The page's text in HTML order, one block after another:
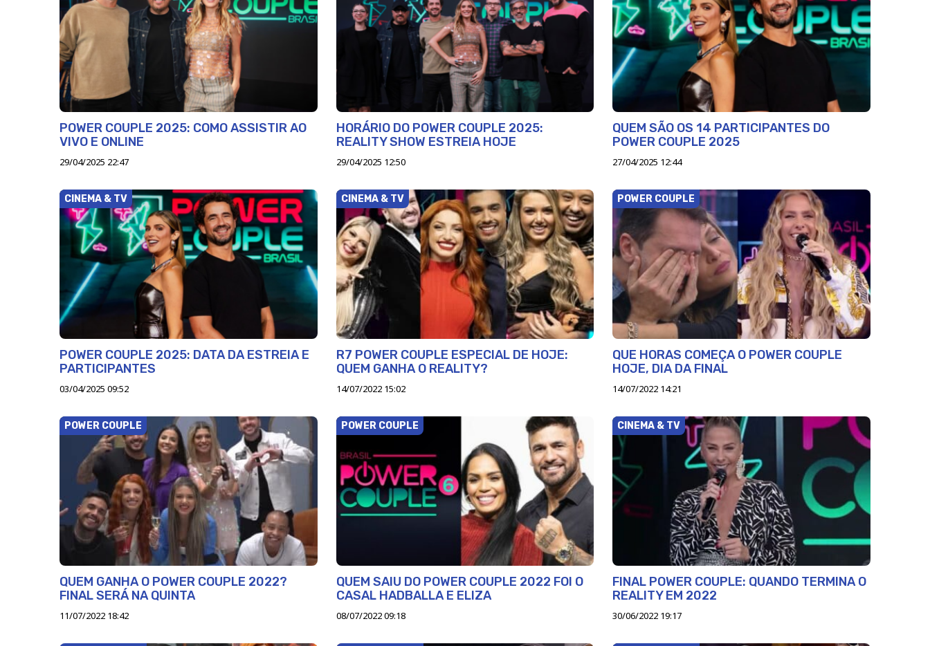
POWER COUPLE 2025: COMO ASSISTIR AO
VIVO E ONLINE
29/04/2025 22:47
HORÁRIO DO POWER COUPLE 2025:
REALITY SHOW ESTREIA HOJE
29/04/2025 12:50
QUEM SÃO OS 14 PARTICIPANTES DO
POWER COUPLE 2025
27/04/2025 12:44
CINEMA & TV
POWER COUPLE 2025: DATA DA ESTREIA E
PARTICIPANTES
03/04/2025 09:52
CINEMA & TV
R7 POWER COUPLE ESPECIAL DE HOJE:
QUEM GANHA O REALITY?
14/07/2022 15:02
POWER COUPLE
QUE HORAS COMEÇA O POWER COUPLE
HOJE, DIA DA FINAL
14/07/2022 14:21
POWER COUPLE
QUEM GANHA O POWER COUPLE 2022?
FINAL SERÁ NA QUINTA
11/07/2022 18:42
POWER COUPLE
QUEM SAIU DO POWER COUPLE 2022 FOI O
CASAL HADBALLA E ELIZA
08/07/2022 09:18
CINEMA & TV
FINAL POWER COUPLE: QUANDO TERMINA O
REALITY EM 2022
30/06/2022 19:17